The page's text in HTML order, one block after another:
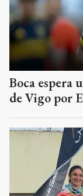
Boca espera
de Vigo por